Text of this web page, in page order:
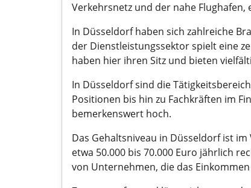
Verkehrsnetz und der nahe
In Düsseldorf haben sich zahlreiche
der Dienstleistungssektor spielt eine
haben hier ihren Sitz und bieten
In Düsseldorf sind die
Positionen bis hin zu Fachkräften im
bemerkenswert hoch.
Das Gehaltsniveau in Düsseldorf ist
etwa 50.000 bis 70.000 Euro jährlich
von Unternehmen, die das